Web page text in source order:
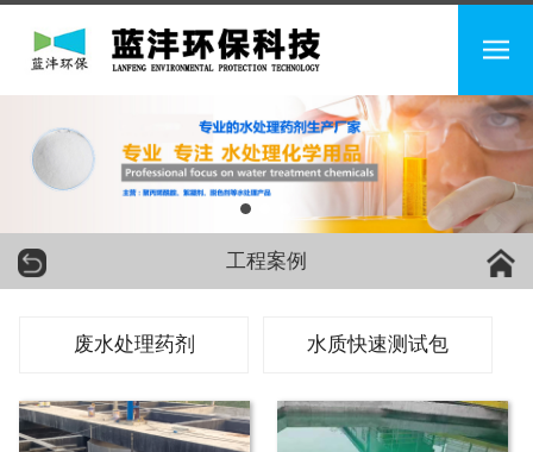
工程案例
废水处理药剂 水质快速测试包